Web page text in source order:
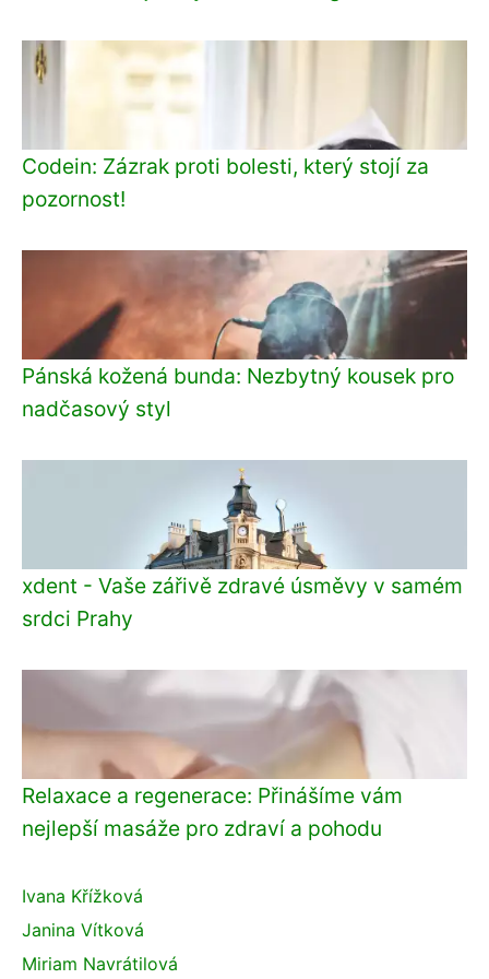
Codein: Zázrak proti bolesti, který stojí za
pozornost!
Pánská kožená bunda: Nezbytný kousek pro
nadčasový styl
xdent - Vaše zářivě zdravé úsměvy v samém
srdci Prahy
Relaxace a regenerace: Přinášíme vám
nejlepší masáže pro zdraví a pohodu
Ivana Křížková
Janina Vítková
Miriam Navrátilová